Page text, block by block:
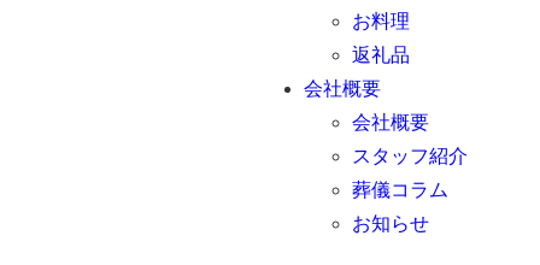
お料理
返礼品
会社概要
会社概要
スタッフ紹介
葬儀コラム
お知らせ